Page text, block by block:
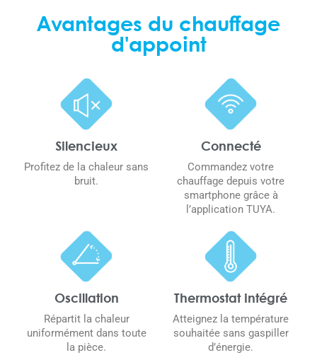
Avantages du chauffage
d'appoint
Silencieux
Profitez de la chaleur sans
bruit.
Connecté
Commandez votre
chauffage depuis votre
smartphone grâce à
l’application TUYA.
Oscillation
Répartit la chaleur
uniformément dans toute
la pièce.
Thermostat intégré
Atteignez la température
souhaitée sans gaspiller
d’énergie.